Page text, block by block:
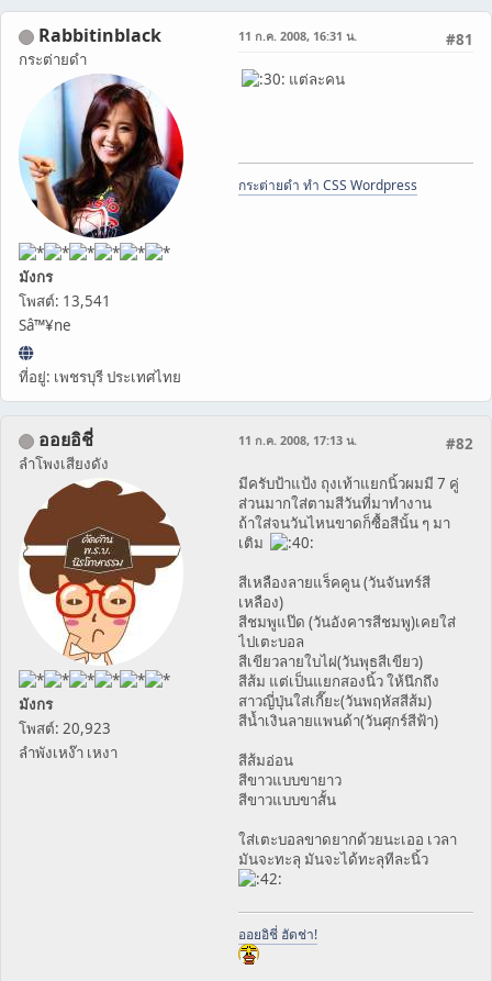
Rabbitinblack
กระต่ายดำ
มังกร
โพสต์: 13,541
Sâ™¥ne
ที่อยู่: เพชรบุรี ประเทศไทย
#81
11 ก.ค. 2008, 16:31 น.
แต่ละคน
กระต่ายดำ ทำ CSS Wordpress
ออยอิชี่
ลำโพงเสียงดัง
มังกร
โพสต์: 20,923
ลำพังเหง๊า เหงา
#82
11 ก.ค. 2008, 17:13 น.
มีครับป้าแป้ง ถุงเท้าแยกนิ้วผมมี 7 คู่
ส่วนมากใส่ตามสีวันที่มาทำงาน
ถ้าใส่จนวันไหนขาดก็ซื้อสีนั้น ๆ มา
เติม
สีเหลืองลายแร็คคูน (วันจันทร์สี
เหลือง)
สีชมพูแป๊ด (วันอังคารสีชมพู)เคยใส่
ไปเตะบอล
สีเขียวลายใบไผ่(วันพุธสีเขียว)
สีส้ม แต่เป็นแยกสองนิ้ว ให้นึกถึง
สาวญี่ปุ่นใส่เกี๊ยะ(วันพฤหัสสีส้ม)
สีน้ำเงินลายแพนด้า(วันศุกร์สีฟ้า)
สีส้มอ่อน
สีขาวแบบขายาว
สีขาวแบบขาสั้น
ใส่เตะบอลขาดยากด้วยนะเออ เวลา
มันจะทะลุ มันจะได้ทะลุทีละนิ้ว
ออยอิชี่ ฮัดช่า!